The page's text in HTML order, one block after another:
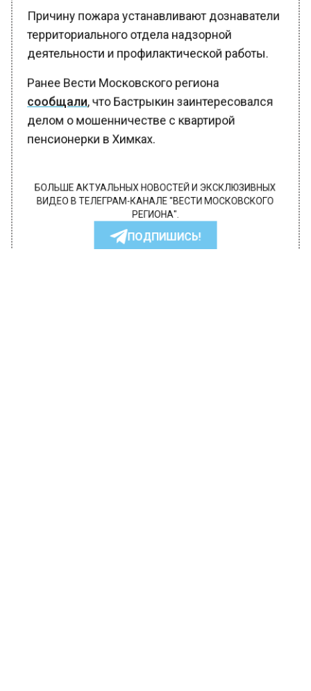
Причину пожара устанавливают дознаватели
территориального отдела надзорной
деятельности и профилактической работы.
Ранее Вести Московского региона
сообщали, что Бастрыкин заинтересовался
делом о мошенничестве с квартирой
пенсионерки в Химках.
БОЛЬШЕ АКТУАЛЬНЫХ НОВОСТЕЙ И ЭКСКЛЮЗИВНЫХ
ВИДЕО В ТЕЛЕГРАМ-КАНАЛЕ "ВЕСТИ МОСКОВСКОГО
РЕГИОНА".
ПОДПИШИСЬ!